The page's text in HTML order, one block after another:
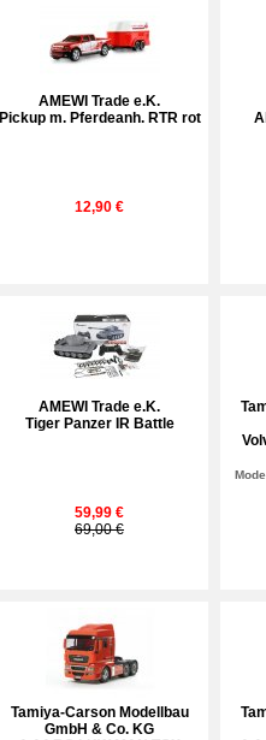
AMEWI Trade e.K.
Pickup m. Pferdeanh. RTR rot
12,90 €
AMEWI Trade e.K.
Tiger Panzer IR Battle
59,99 €
69,00 €
Tamiya-Carson Modellbau
GmbH & Co. KG